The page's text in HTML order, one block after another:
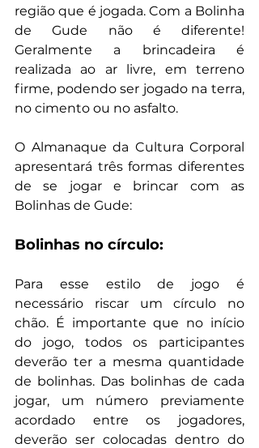
região que é jogada. Com a Bolinha
de Gude não é diferente!
Geralmente a brincadeira é
realizada ao ar livre, em terreno
firme, podendo ser jogado na terra,
no cimento ou no asfalto.
O Almanaque da Cultura Corporal
apresentará três formas diferentes
de se jogar e brincar com as
Bolinhas de Gude:
Bolinhas no círculo:
Para esse estilo de jogo é
necessário riscar um círculo no
chão. É importante que no início
do jogo, todos os participantes
deverão ter a mesma quantidade
de bolinhas. Das bolinhas de cada
jogar, um número previamente
acordado entre os jogadores,
deverão ser colocadas dentro do